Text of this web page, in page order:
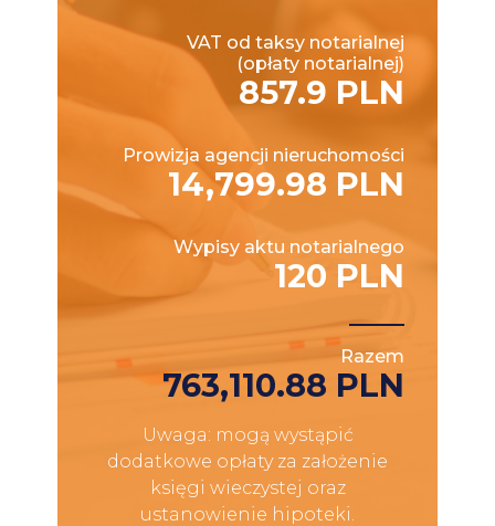
VAT od taksy notarialnej
(opłaty notarialnej)
857.9 PLN
Prowizja agencji nieruchomości
14,799.98 PLN
Wypisy aktu notarialnego
120 PLN
Razem
763,110.88 PLN
Uwaga: mogą wystąpić
dodatkowe opłaty za założenie
księgi wieczystej oraz
ustanowienie hipoteki.